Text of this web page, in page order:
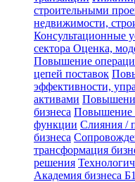
строительными
недвижимости,
Консультационные
сектора Оценка,
Повышение
цепей поставок
эффективности,
активами
бизнеса Повышение
функции Слияния /
бизнеса
трансформация
решения
Академия бизнеса Б1